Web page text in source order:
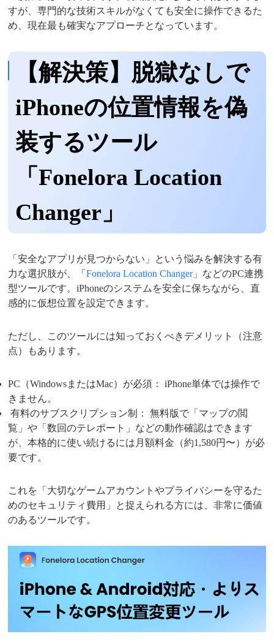
すが、専門的な技術スキルがなくても安全に操作できるた
め、現在最も確実なアプローチとなっています。
【解決策】脱獄なしで
iPhoneの位置情報を偽
装するツール
「Fonelora Location
Changer」
「安全なアプリが見つからない」という悩みを解決する有
力な選択肢が、「Fonelora Location Changer」などのPC連携
型ツールです。iPhoneのシステムを安全に保ちながら、直
感的に仮想位置を設定できます。
ただし、このツールには知っておくべきデメリット（注意
点）もあります。
PC（WindowsまたはMac）が必須： iPhone単体では操作で
きません。
有料のサブスクリプション制： 無料版で「マップの閲
覧」や「数回のテレポート」などの動作確認はできます
が、本格的に使い続けるには月額料金（約1,580円〜）が必
要です。
これを「大切なゲームアカウントやプライバシーを守るた
めのセキュリティ費用」と捉えられる方には、非常に価値
のあるツールです。